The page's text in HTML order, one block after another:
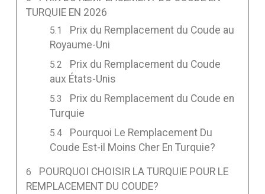
TURQUIE EN 2026
Prix du Remplacement du Coude au
Royaume-Uni
Prix du Remplacement du Coude
aux États-Unis
Prix du Remplacement du Coude en
Turquie
Pourquoi Le Remplacement Du
Coude Est-il Moins Cher En Turquie?
POURQUOI CHOISIR LA TURQUIE POUR LE
REMPLACEMENT DU COUDE?